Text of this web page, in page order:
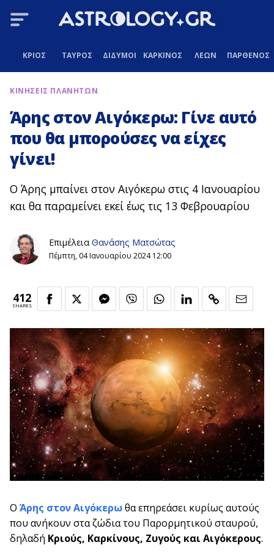
ΚΡΙΟΣ ΤΑΥΡΟΣ ΔΙΔΥΜΟΙ ΚΑΡΚΙΝΟΣ ΛΕΩΝ ΠΑΡΘΕΝΟΣ
ΚΙΝΗΣΕΙΣ ΠΛΑΝΗΤΩΝ
Άρης στον Αιγόκερω: Γίνε αυτό
που θα μπορούσες να είχες
γίνει!
Ο Άρης μπαίνει στον Αιγόκερω στις 4 Ιανουαρίου
και θα παραμείνει εκεί έως τις 13 Φεβρουαρίου
Επιμέλεια Θανάσης Ματσώτας
Πέμπτη, 04 Ιανουαρίου 2024 12:00
412
SHARES
Ο Άρης στον Αιγόκερωθα επηρεάσει κυρίως αυτούς
που ανήκουν στα ζώδια του Παρορμητικού σταυρού,
δηλαδή Κριούς, Καρκίνους, Ζυγούς και Αιγόκερους.